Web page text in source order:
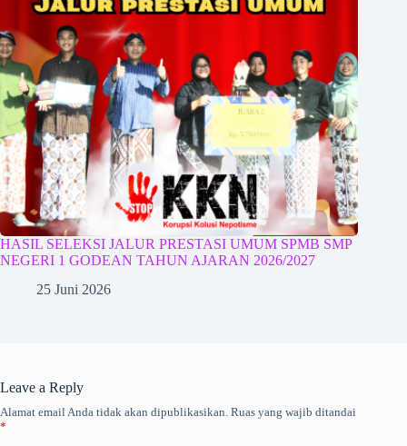
HASIL SELEKSI JALUR PRESTASI UMUM SPMB SMP
NEGERI 1 GODEAN TAHUN AJARAN 2026/2027
25 Juni 2026
Leave a Reply
Alamat email Anda tidak akan dipublikasikan. Ruas yang wajib ditandai
*